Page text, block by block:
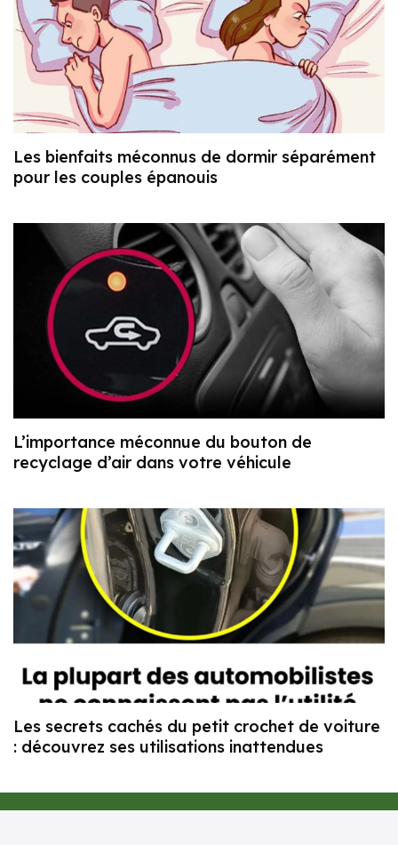
Les bienfaits méconnus de dormir séparément
pour les couples épanouis
L’importance méconnue du bouton de
recyclage d’air dans votre véhicule
Les secrets cachés du petit crochet de voiture
: découvrez ses utilisations inattendues